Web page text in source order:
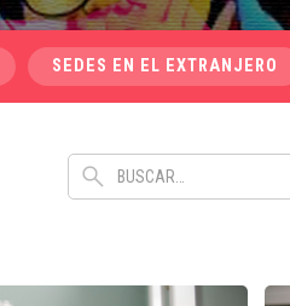
SEDES EN EL EXTRANJERO